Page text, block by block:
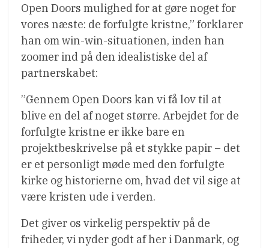
Open Doors mulighed for at gøre noget for
vores næste: de forfulgte kristne,” forklarer
han om win-win-situationen, inden han
zoomer ind på den idealistiske del af
partnerskabet:
”Gennem Open Doors kan vi få lov til at
blive en del af noget større. Arbejdet for de
forfulgte kristne er ikke bare en
projektbeskrivelse på et stykke papir – det
er et personligt møde med den forfulgte
kirke og historierne om, hvad det vil sige at
være kristen ude i verden.
Det giver os virkelig perspektiv på de
friheder, vi nyder godt af her i Danmark, og